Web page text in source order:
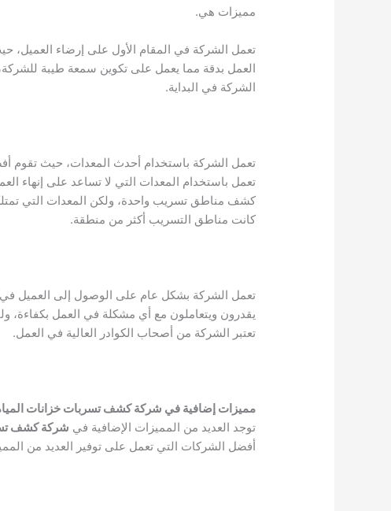
مميزات هي.
تعمل الشركة في المقام الأول على إرضاء العميل،
العمل بدقة مما يعمل على تكوين سمعة طيبة
الشركة في البداية.
تعمل الشركة باستخدام أحدث المعدات، حيث تقوم
تعمل باستخدام المعدات التي لا تساعد على إنهاء
كشف مناطق تسريب واحدة، ولكن المعدات التي
كانت مناطق التسريب أكثر من منطقة.
تعمل الشركة بشكل عام على الوصول إلى العميل في
يقدرون ويتعاملون مع أي مشكلة في العمل بكفاءة،
تعتبر الشركة من أصحاب الكوادر العالية في العمل.
مميزات إضافية في شركة كشف تسربات خزانات
توجد العديد من المميزات الإضافية في شركة كشف
أفضل الشركات التي تعمل على توفير العديد من